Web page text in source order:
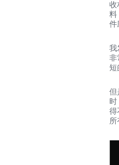
收
料
件
我
非
短
但
时
得